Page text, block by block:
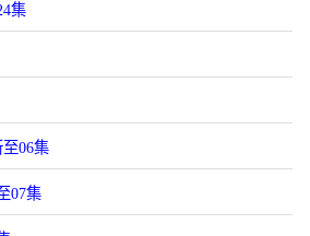
集
06集
07集